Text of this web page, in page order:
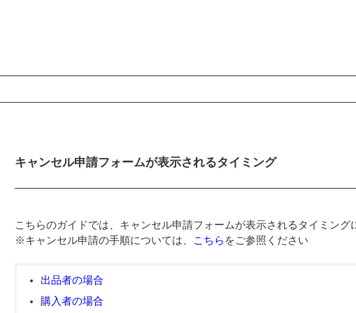
メインコンテンツ
キャンセル申請フォームが表示されるタイミング
こちらのガイドでは、キャンセル申請フォームが表示されるタイミング
※キャンセル申請の手順については、
こちら をご参照ください
出品者の場合
購入者の場合